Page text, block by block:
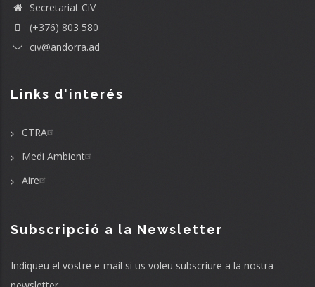
Secretariat CiV
(+376) 803 580
civ@andorra.ad
Links d'interés
CTRA
Medi Ambient
Aire
Subscripció a la Newsletter
Indiqueu el vostre e-mail si us voleu subscriure a la nostra